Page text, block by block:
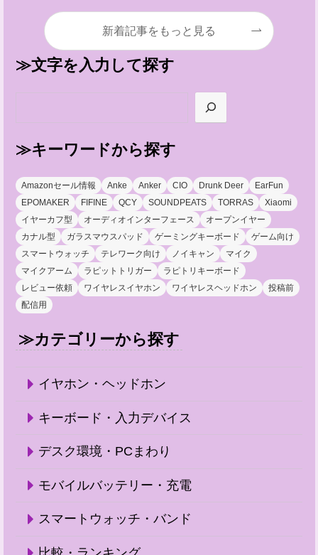
新着記事をもっと見る
≫文字を入力して探す
≫キーワードから探す
Amazonセール情報 Anke Anker CIO Drunk Deer
EarFun
EPOMAKER
FIFINE QCY SOUNDPEATS TORRAS
Xiaomi
イヤーカフ型
オーディオインターフェース
オープンイヤー
カナル型
ガラスマウスパッド ゲーミングキーボード
ゲーム向け
スマートウォッチ
テレワーク向け ノイキャン
マイク
マイクアーム
ラピットトリガー
ラピトリキーボード
レビュー依頼
ワイヤレスイヤホン ワイヤレスヘッドホン
投稿前
配信用
≫カテゴリーから探す
イヤホン・ヘッドホン
キーボード・入力デバイス
デスク環境・PCまわり
モバイルバッテリー・充電
スマートウォッチ・バンド